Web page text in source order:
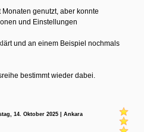
genutzt, aber konnte
und Einstellungen
und an einem Beispiel nochmals
bestimmt wieder dabei.
14. Oktober 2025 | Ankara